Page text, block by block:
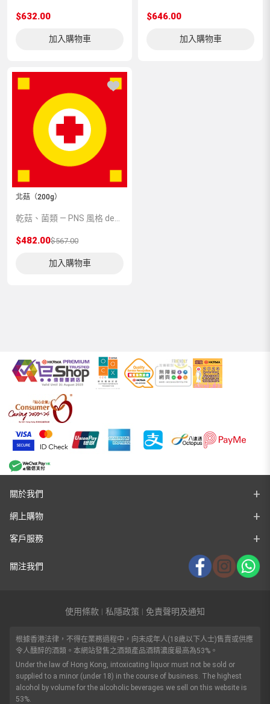
$632.00
加入購物車
$646.00
加入購物車
北菇（200g）
$482.00$567.00
加入購物車
關於我們
網上購物
客戶服務
關注我們
使用條款 | 私隱政策 | 免責聲明及通知
根據香港法律，不得在業務過程中，向未成年人(18歲以下人士)售賣或供應
令人醺醉的酒類。本網站發售之酒類產品酒精濃度最高為53%。
Under the law of Hong Kong, intoxicating liquor must not be sold or
supplied to a minor (under 18) in the course of business. The highest
alcohol by volume for the alcoholic beverages we sell on this website is
53%.